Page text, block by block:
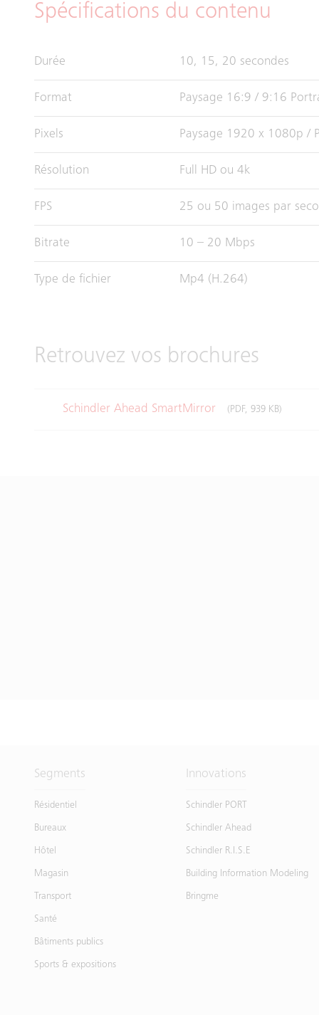
Spécifications du contenu
Durée 10, 15, 20 secondes
Format Paysage 16:9 / 9:16
Pixels Paysage 1920 x 1080p /
Résolution Full HD ou 4k
FPS 25 ou 50 images par
Bitrate 10 – 20 Mbps
Type de fichier Mp4 (H.264)
Retrouvez vos brochures
Schindler Ahead SmartMirror (PDF, 939 KB)
Segments
Résidentiel
Bureaux
Hôtel
Magasin
Transport
Santé
Bâtiments publics
Sports & expositions
Innovations
Schindler PORT
Schindler Ahead
Schindler R.I.S.E
Building Information Modeling
Bringme